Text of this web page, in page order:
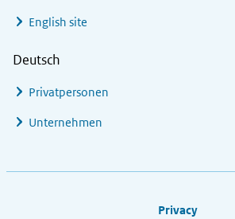
English site
Deutsch
Privatpersonen
Unternehmen
Privacy